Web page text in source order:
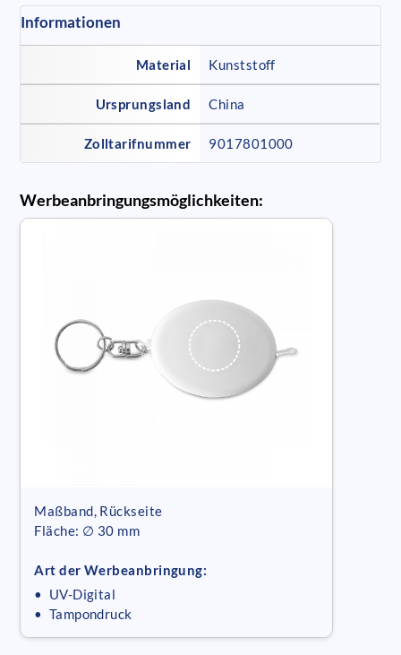
Informationen
Material Kunststoff
Ursprungsland China
Zolltarifnummer 9017801000
Werbeanbringungsmöglichkeiten:
Maßband, Rückseite
Fläche: ∅ 30 mm
Art der Werbeanbringung:
• UV-Digital
• Tampondruck